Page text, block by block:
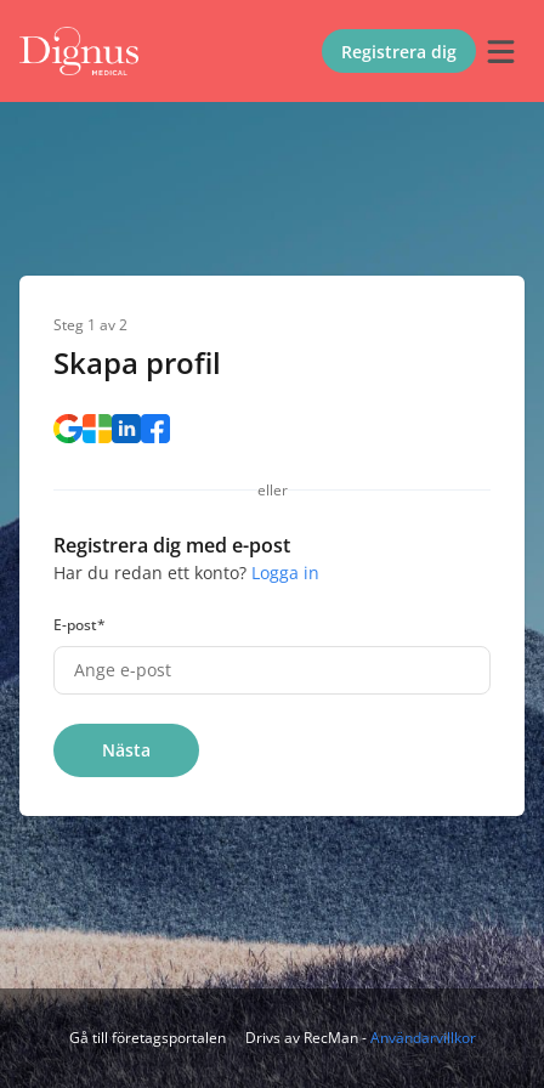
Registrera dig
Steg 1 av2
Skapa profil
eller
Registrera dig med e-post
Har du redan ett konto? Logga in
E-post*
Nästa
Gå till företagsportalen Drivs av RecMan-Användarvillkor